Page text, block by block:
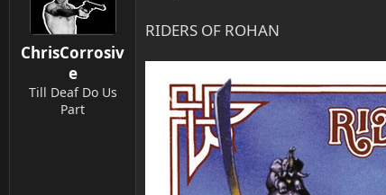
n
ChrisCorrosiv
e
Till Deaf Do Us
Part
RIDERS OF ROHAN